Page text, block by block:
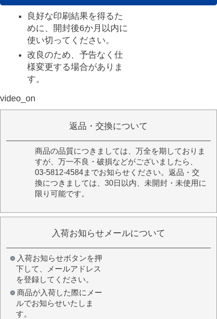
良好な印刷結果を得るた
めに、開封後6か月以内に
使い切ってください。
改良のため、予告なく仕
様変更する場合がありま
す。
video_on
返品・交換について
商品の品質につきましては、万全を期しておりま
すが、万一不良・破損などがございましたら、
03-5812-4584までお知らせください。返品・交
換につきましては、30日以内、未開封・未使用に
限り可能です。
入荷お知らせメールについて
入荷お知らせボタンを押
下して、メールアドレス
を登録してください。
商品が入荷した際にメー
ルでお知らせいたしま
す。